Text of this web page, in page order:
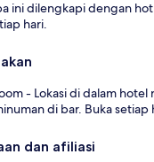
ini dilengkapi dengan
hari.
- Lokasi di dalam
di bar. Buka setiap
dan afiliasi